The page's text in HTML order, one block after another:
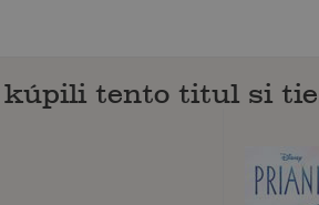
tento titul si